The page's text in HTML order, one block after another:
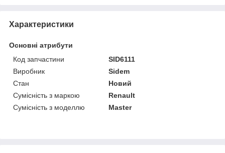
Характеристики
Основні атрибути
Код запчастини
SID6111
Виробник
Sidem
Стан
Новий
Сумісність з маркою
Renault
Сумісність з моделлю
Master